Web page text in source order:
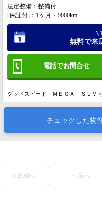
法定整備：整備付
[保証付]：1ヶ月・1000km
電話でお問合せ
無料で来
グッドスピード ＭＥＧＡ ＳＵＶ
チェックした物
« 最初へ < 前へ